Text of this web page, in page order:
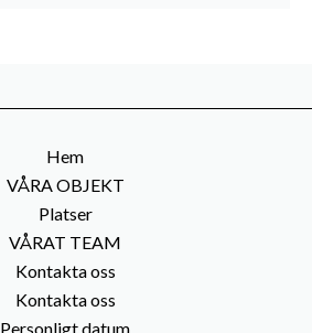
Hem
VÅRA OBJEKT
Platser
VÅRAT TEAM
Kontakta oss
Kontakta oss
Personligt datum